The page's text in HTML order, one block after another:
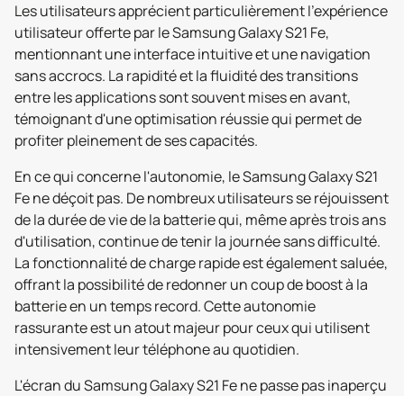
Les utilisateurs apprécient particulièrement l'expérience
utilisateur offerte par le Samsung Galaxy S21 Fe,
mentionnant une interface intuitive et une navigation
sans accrocs. La rapidité et la fluidité des transitions
entre les applications sont souvent mises en avant,
témoignant d'une optimisation réussie qui permet de
profiter pleinement de ses capacités.
En ce qui concerne l'autonomie, le Samsung Galaxy S21
Fe ne déçoit pas. De nombreux utilisateurs se réjouissent
de la durée de vie de la batterie qui, même après trois ans
d'utilisation, continue de tenir la journée sans difficulté.
La fonctionnalité de charge rapide est également saluée,
offrant la possibilité de redonner un coup de boost à la
batterie en un temps record. Cette autonomie
rassurante est un atout majeur pour ceux qui utilisent
intensivement leur téléphone au quotidien.
L'écran du Samsung Galaxy S21 Fe ne passe pas inaperçu